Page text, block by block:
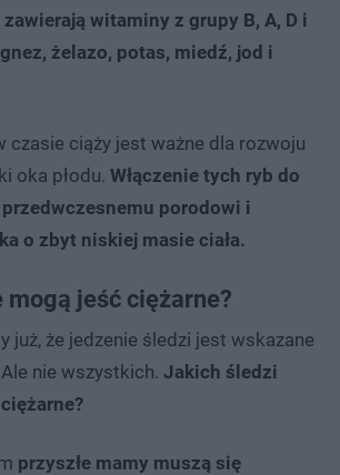
witaminy z grupy B, A, D i
żelazo, potas, miedź, jod i
czasie ciąży jest ważne dla rozwoju
oka płodu. Włączenie tych ryb do
porodowi i
o zbyt niskiej masie ciała.
jeść ciężarne?
już, że jedzenie śledzi jest wskazane
nie wszystkich. Jakich śledzi
przyszłe mamy muszą się